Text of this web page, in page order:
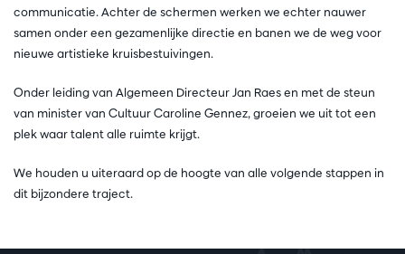
communicatie. Achter de schermen werken we echter nauwer
samen onder een gezamenlijke directie en banen we de weg voor
nieuwe artistieke kruisbestuivingen.
Onder leiding van Algemeen Directeur Jan Raes en met de steun
van minister van Cultuur Caroline Gennez, groeien we uit tot een
plek waar talent alle ruimte krijgt.
We houden u uiteraard op de hoogte van alle volgende stappen in
dit bijzondere traject.